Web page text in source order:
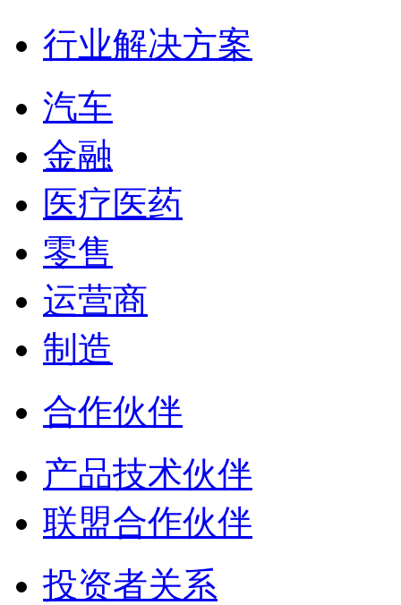
行业解决方案
汽车
金融
医疗医药
零售
运营商
制造
合作伙伴
产品技术伙伴
联盟合作伙伴
投资者关系